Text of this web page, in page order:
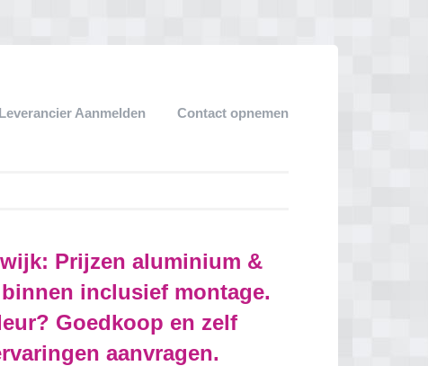
Aanmelden Contact opnemen
Prijzen aluminium &
inclusief montage.
Goedkoop en zelf
aanvragen.